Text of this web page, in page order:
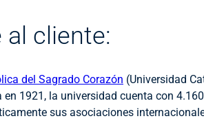
al cliente:
del Sagrado Corazón (Universidad
en 1921, la universidad cuenta con
sus asociaciones